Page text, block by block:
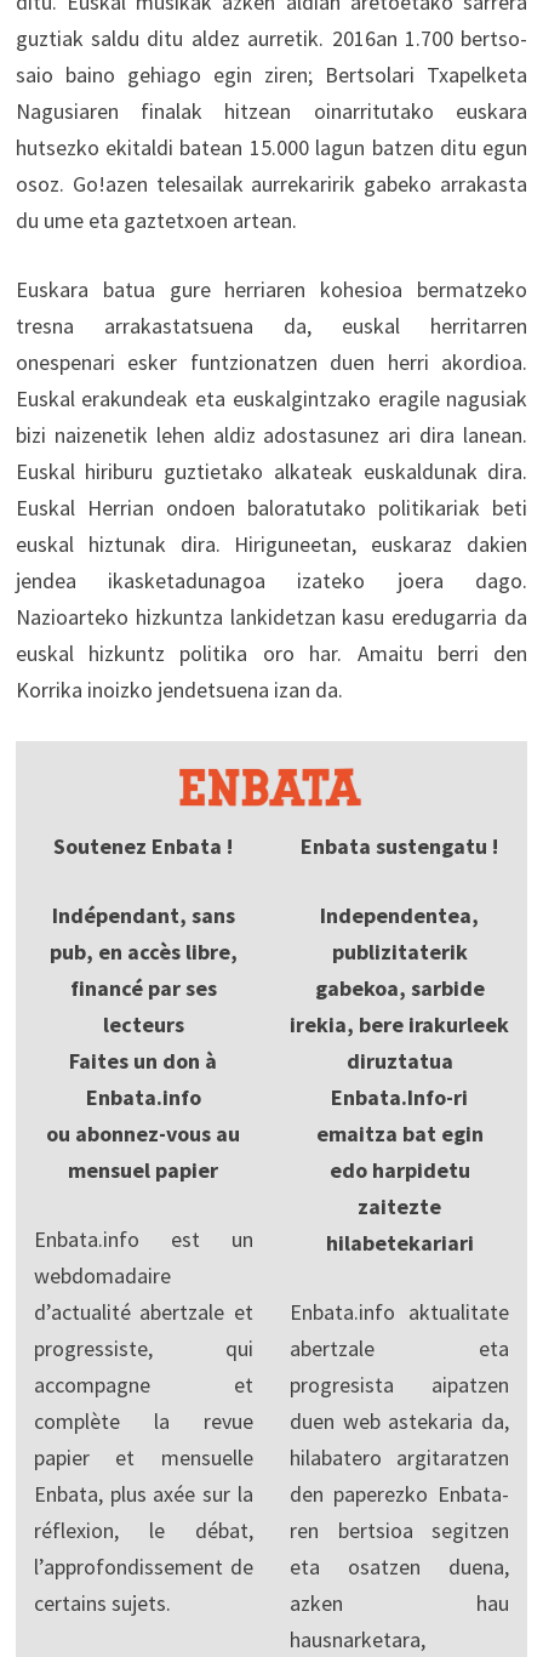
guztiak saldu ditu aldez aurretik. 2016an 1.700 bertso-
saio baino gehiago egin ziren; Bertsolari Txapelketa
Nagusiaren finalak hitzean oinarritutako euskara
hutsezko ekitaldi batean 15.000 lagun batzen ditu egun
osoz. Go!azen telesailak aurrekaririk gabeko arrakasta
du ume eta gaztetxoen artean.
Euskara batua gure herriaren kohesioa bermatzeko
tresna arrakastatsuena da, euskal herritarren
onespenari esker funtzionatzen duen herri akordioa.
Euskal erakundeak eta euskalgintzako eragile nagusiak
bizi naizenetik lehen aldiz adostasunez ari dira lanean.
Euskal hiriburu guztietako alkateak euskaldunak dira.
Euskal Herrian ondoen baloratutako politikariak beti
euskal hiztunak dira. Hiriguneetan, euskaraz dakien
jendea ikasketadunagoa izateko joera dago.
Nazioarteko hizkuntza lankidetzan kasu eredugarria da
euskal hizkuntz politika oro har. Amaitu berri den
Korrika inoizko jendetsuena izan da.
Soutenez Enbata !
Indépendant, sans
pub, en accès libre,
financé par ses
lecteurs
Faites un don à
Enbata.info
ou abonnez-vous au
mensuel papier
Enbata.info est un
webdomadaire
d’actualité abertzale et
progressiste, qui
accompagne et
complète la revue
papier et mensuelle
Enbata, plus axée sur la
réflexion, le débat,
l’approfondissement de
certains sujets.
Enbata sustengatu !
Independentea,
publizitaterik
gabekoa, sarbide
irekia, bere irakurleek
diruztatua
Enbata.Info-ri
emaitza bat egin
edo harpidetu
zaitezte
hilabetekariari
Enbata.info aktualitate
abertzale eta
progresista aipatzen
duen web astekaria da,
hilabatero argitaratzen
den paperezko Enbata-
ren bertsioa segitzen
eta osatzen duena,
azken hau
hausnarketara,